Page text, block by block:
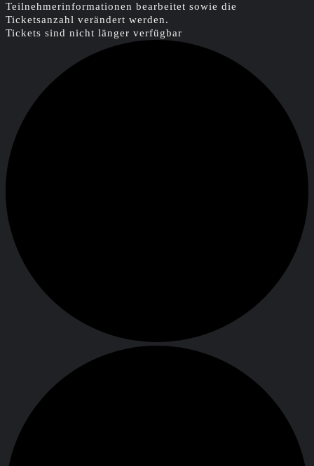
Teilnehmerinformationen bearbeitet sowie die
Ticketsanzahl verändert werden.
Tickets sind nicht länger verfügbar